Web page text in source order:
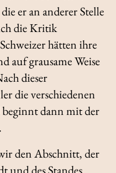
er an anderer Stelle
die Kritik
hätten ihre
auf grausame Weise
dieser
die verschiedenen
dann mit der
den Abschnitt, der